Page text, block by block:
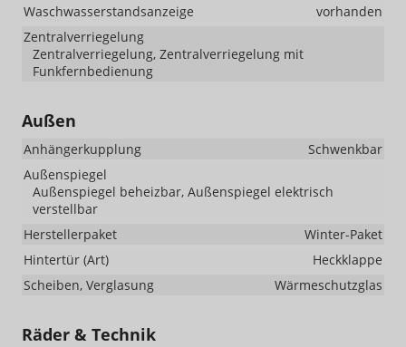
Waschwasserstandsanzeige
vorhanden
Zentralverriegelung
Zentralverriegelung, Zentralverriegelung mit
Funkfernbedienung
Außen
Anhängerkupplung
Schwenkbar
Außenspiegel
Außenspiegel beheizbar, Außenspiegel elektrisch
verstellbar
Herstellerpaket
Winter-Paket
Hintertür (Art)
Heckklappe
Scheiben, Verglasung
Wärmeschutzglas
Räder & Technik